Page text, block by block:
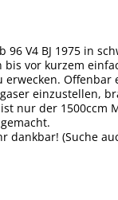
V4 BJ 1975 in
vor kurzem
einzustellen,
nur der 1500ccm
dankbar! (Suche